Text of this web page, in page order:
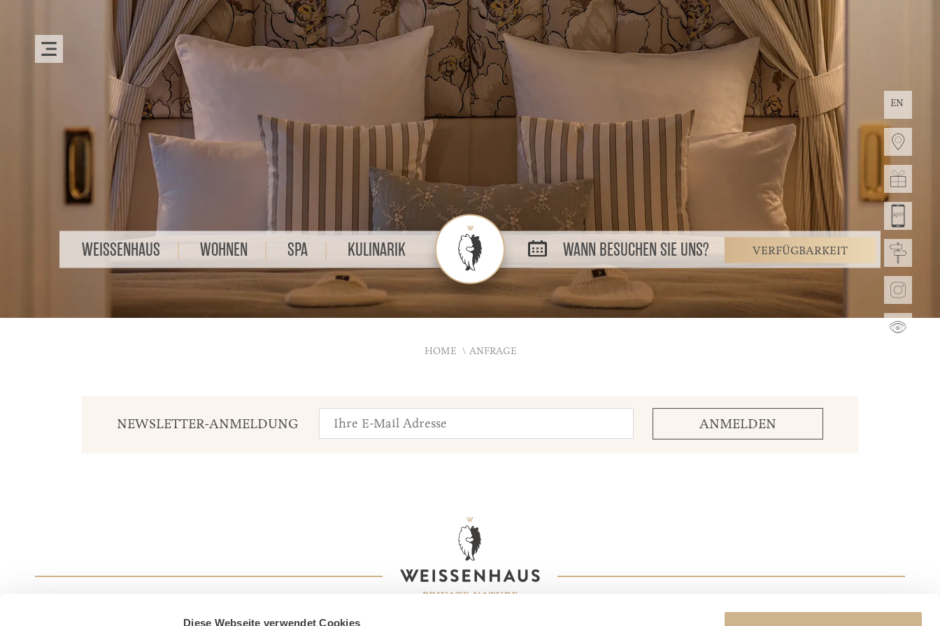
Diese Webseite verwendet Cookies
WEISSENHAUS WOHNEN SPA KULINARIK WANN BESUCHEN SIE UNS? VERFÜGBARKEIT
EN
HOME ANFRAGE
NEWSLETTER-ANMELDUNG